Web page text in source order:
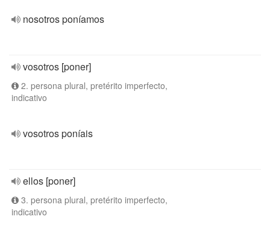
nosotros poníamos
vosotros [poner]
2. persona plural, pretérito imperfecto,
indicativo
vosotros poníais
ellos [poner]
3. persona plural, pretérito imperfecto,
indicativo